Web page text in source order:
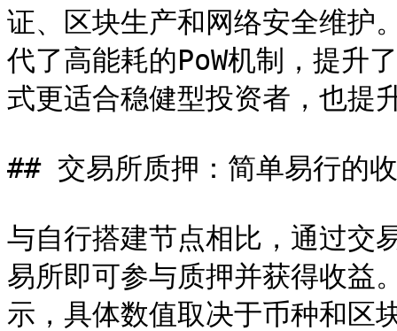
证、区块生产和网络安全维护
代了高能耗的PoW机制，提升
式更适合稳健型投资者，也提
## 交易所质押：简单易行的
与自行搭建节点相比，通过交
易所即可参与质押并获得收益
示，具体数值取决于币种和区